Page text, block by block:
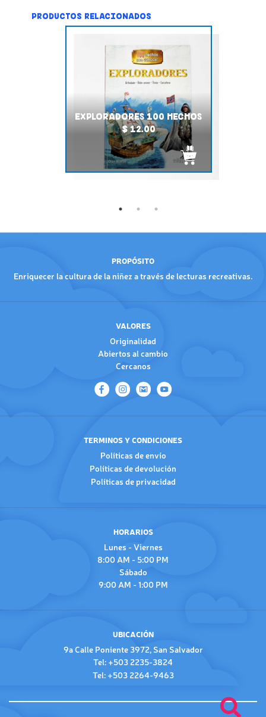
PRODUCTOS RELACIONADOS
EXPLORADORES 100 HECHOS
$ 12.00
PROPÓSITO
Enriquecer la cultura de la niñez a través de lecturas recreativas.
VALORES
Originalidad
Abiertos al cambio
Cercanos
TERMINOS Y CONDICIONES
Políticas de envío
Políticas de devolución
Políticas de privacidad
HORARIOS
Lunes - Viernes
8:00 AM - 5:00 PM
Sábado
9:00 AM - 1:00 PM
UBICACIÓN
9a Calle Poniente 3972, San Salvador
Tel: +503 2235-3824
Tel: +503 2264-9463